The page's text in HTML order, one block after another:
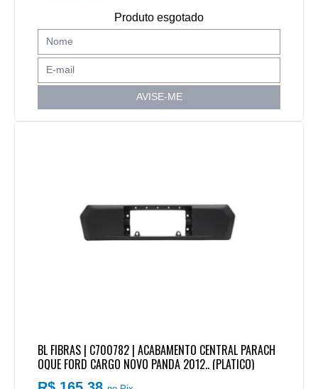
Produto esgotado
AVISE-ME
BL FIBRAS | C700782 | ACABAMENTO CENTRAL PARACH
OQUE FORD CARGO NOVO PANDA 2012.. (PLATICO)